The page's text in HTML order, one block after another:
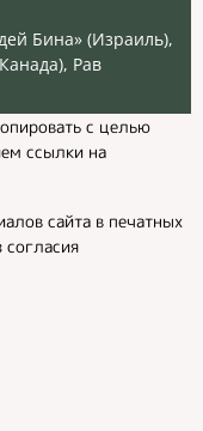
Бина» (Израиль),
Рав
с целью
ссылки на
сайта в печатных